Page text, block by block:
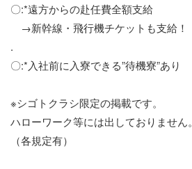
〇:*遠方からの赴任費全額支給
→新幹線・飛行機チケットも支給！
.
〇:*入社前に入寮できる”待機寮”あり
※シゴトクラシ限定の掲載です。
ハローワーク等には出しておりません。
（各規定有）